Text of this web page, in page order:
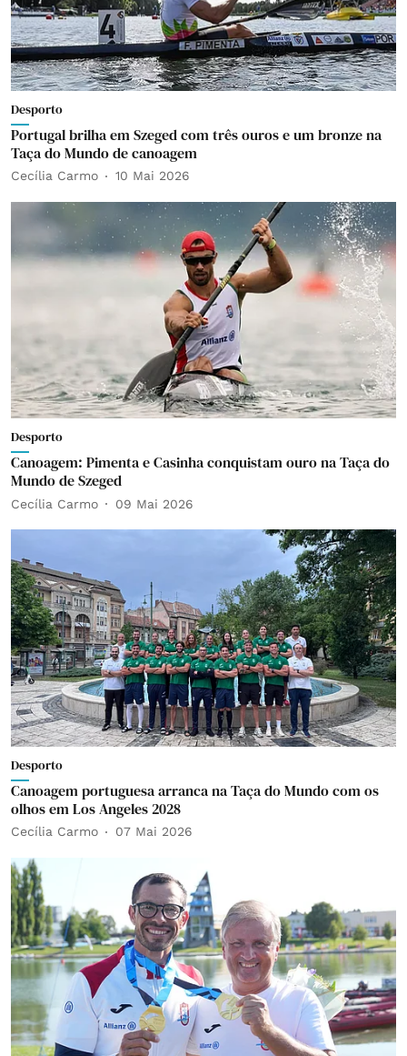
Desporto
Portugal brilha em Szeged com três ouros e um bronze na
Taça do Mundo de canoagem
Cecília Carmo 10 Mai 2026
Desporto
Canoagem: Pimenta e Casinha conquistam ouro na Taça do
Mundo de Szeged
Cecília Carmo 09 Mai 2026
Desporto
Canoagem portuguesa arranca na Taça do Mundo com os
olhos em Los Angeles 2028
Cecília Carmo 07 Mai 2026